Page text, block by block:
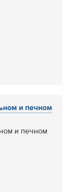
и печном
и печном